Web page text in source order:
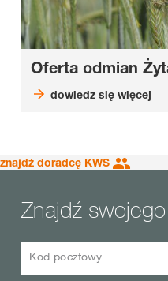
Oferta odmian
dowiedz się więcej
znajdź doradcę KWS
Znajdź
Kod pocztowy